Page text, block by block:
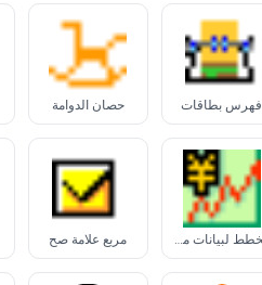
فهرس بطاقات حصان الدوامة
مخطط لبيانات متزايدة مع الين مربع علامة صح